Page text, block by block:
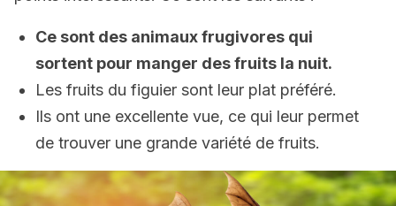
Ce sont des animaux frugivores qui
sortent pour manger des fruits la nuit.
Les fruits du figuier sont leur plat préféré.
Ils ont une excellente vue, ce qui leur permet
de trouver une grande variété de fruits.